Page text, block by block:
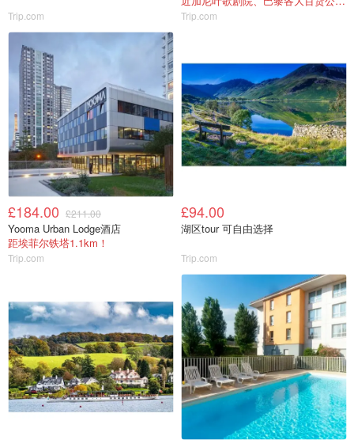
Trip.com Trip.com
£184.00 £211.00
Yooma Urban Lodge酒店
距埃菲尔铁塔1.1km！
Trip.com
£94.00
湖区tour 可自由选择
Trip.com